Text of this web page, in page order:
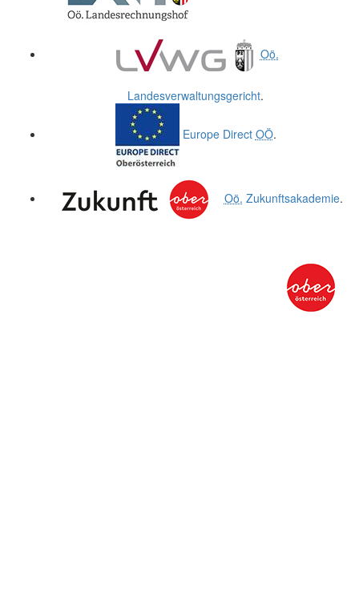
Oö.
Landesverwaltungsgericht.
Europe Direct OÖ.
Oö. Zukunftsakademie.